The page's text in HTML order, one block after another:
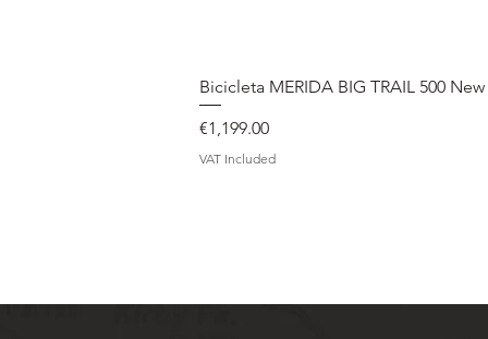
Bicicleta MERIDA BIG TRAIL 500 New
Price
€1,199.00
VAT Included